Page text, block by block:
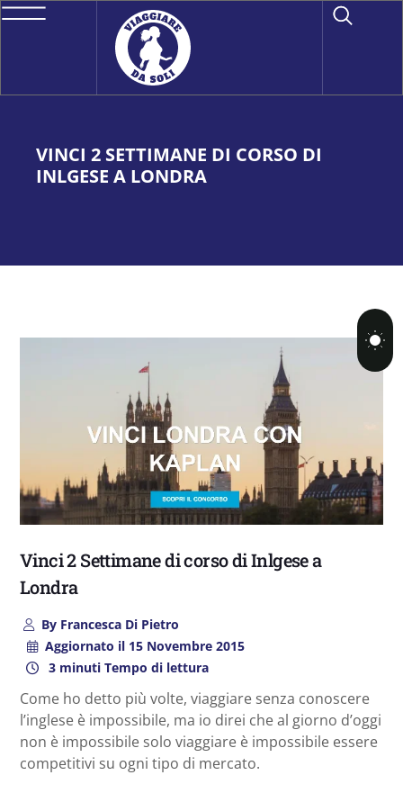
VINCI 2 SETTIMANE DI CORSO DI
INLGESE A LONDRA
Vinci 2 Settimane di corso di Inlgese a
Londra
ByFrancesca Di Pietro
Aggiornato il15 Novembre 2015
3 minuti Tempo di lettura
Come ho detto più volte, viaggiare senza conoscere
l’inglese è impossibile, ma io direi che al giorno d’oggi
non è impossibile solo viaggiare è impossibile essere
competitivi su ogni tipo di mercato.